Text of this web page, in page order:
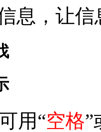
息，让
用“空格”